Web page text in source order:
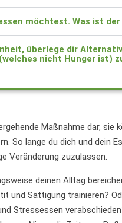
möchtest. Was ist
überlege dir
nicht Hunger ist)
Maßnahme dar, sie
So lange du dich und dein
Veränderung zuzulassen.
deinen Alltag
und Sättigung trainieren?
Stressessen